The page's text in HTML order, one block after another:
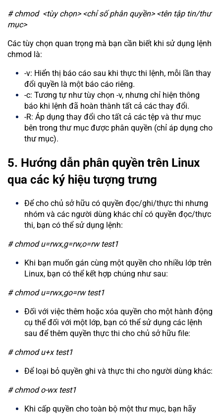
# chmod <tùy chọn> <chỉ số phân quyền> <tên tập tin/thư
mục>
Các tùy chọn quan trọng mà bạn cần biết khi sử dụng lệnh
chmod là:
-v: Hiển thị báo cáo sau khi thực thi lệnh, mỗi lần thay
đổi quyền là một báo cáo riêng.
-c: Tương tự như tùy chọn -v, nhưng chỉ hiện thông
báo khi lệnh đã hoàn thành tất cả các thay đổi.
-R: Áp dụng thay đổi cho tất cả các tệp và thư mục
bên trong thư mục được phân quyền (chỉ áp dụng cho
thư mục).
5. Hướng dẫn phân quyền trên Linux
qua các ký hiệu tượng trưng
Để cho chủ sở hữu có quyền đọc/ghi/thực thi nhưng
nhóm và các người dùng khác chỉ có quyền đọc/thực
thi, bạn có thể sử dụng lệnh:
# chmod u=rwx,g=rw,o=rw test1
Khi bạn muốn gán cùng một quyền cho nhiều lớp trên
Linux, bạn có thể kết hợp chúng như sau:
# chmod u=rwx,go=rw test1
Đối với việc thêm hoặc xóa quyền cho một hành động
cụ thể đối với một lớp, bạn có thể sử dụng các lệnh
sau để thêm quyền thực thi cho chủ sở hữu file:
# chmod u+x test1
Để loại bỏ quyền ghi và thực thi cho người dùng khác:
# chmod o-wx test1
Khi cấp quyền cho toàn bộ một thư mục, bạn hãy